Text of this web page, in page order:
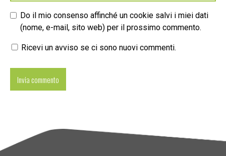
Do il mio consenso affinché un cookie salvi i miei dati
(nome, e-mail, sito web) per il prossimo commento.
Ricevi un avviso se ci sono nuovi commenti.